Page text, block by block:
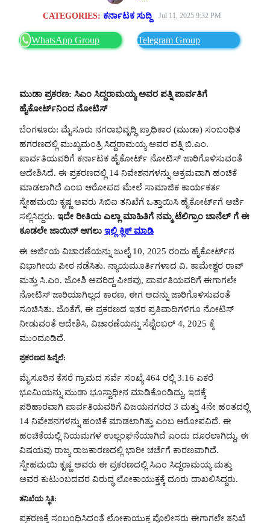
CATEGORIES: ಕರ್ನಾಟಕ ಸುದ್ದಿ Jul 11, 2025 9:32 PM
WhatsApp Group Telegram Group
ಮುಡಾ ಪ್ರಕರಣ: ಸಿಎಂ ಸಿದ್ದರಾಮಯ್ಯ ಅವರ ಪತ್ನಿ ಪಾರ್ವತಿಗೆ
ಹೈಕೋರ್ಟ್‌ನಿಂದ ನೋಟಿಸ್
ಬೆಂಗಳೂರು: ಮೈಸೂರು ನಗರಾಭಿವೃದ್ಧಿ ಪ್ರಾಧಿಕಾರ (ಮುಡಾ) ಸಂಬಂಧಿತ
ಹಗರಣದಲ್ಲಿ ಮುಖ್ಯಮಂತ್ರಿ ಸಿದ್ದರಾಮಯ್ಯ ಅವರ ಪತ್ನಿ ಬಿ.ಎಂ.
ಪಾರ್ವತಿಯವರಿಗೆ ಕರ್ನಾಟಕ ಹೈಕೋರ್ಟ್ ನೋಟಿಸ್ ಜಾರಿಗೊಳಿಸುವಂತೆ
ಆದೇಶಿಸಿದೆ. ಈ ಪ್ರಕರಣದಲ್ಲಿ 14 ನಿವೇಶನಗಳನ್ನು ಅಕ್ರಮವಾಗಿ ಹಂಚಿಕೆ
ಮಾಡಲಾಗಿದೆ ಎಂಬ ಆರೋಪದ ಮೇಲೆ ಸಾಮಾಜಿಕ ಕಾರ್ಯಕರ್ತ
ಸ್ನೇಹಮಯಿ ಕೃಷ್ಣ ಅವರು ಸಿಬಿಐ ತನಿಖೆಗೆ ಒತ್ತಾಯಿಸಿ ಹೈಕೋರ್ಟ್‌ಗೆ ಅರ್ಜಿ
ಸಲ್ಲಿಸಿದ್ದರು. ಇದೇ ರೀತಿಯ ಎಲ್ಲಾ ಮಾಹಿತಿಗೆ ನಮ್ಮ ಟೆಲಿಗ್ರಾಂ ಚಾನೆಲ್ ಗೆ ಈ
ಕೂಡಲೇ ಜಾಯಿನ್ ಆಗಲು ಇಲ್ಲಿ ಕ್ಲಿಕ್ ಮಾಡಿ
ಈ ಅರ್ಜಿಯ ವಿಚಾರಣೆಯನ್ನು ಜುಲೈ 10, 2025 ರಂದು ಹೈಕೋರ್ಟ್‌ನ
ವಿಭಾಗೀಯ ಪೀಠ ನಡೆಸಿತು. ನ್ಯಾಯಮೂರ್ತಿಗಳಾದ ವಿ. ಕಾಮೇಶ್ವರ ರಾವ್
ಮತ್ತು ಸಿ.ಎಂ. ಜೋಶಿ ಅವರಿದ್ದ ಪೀಠವು, ಪಾರ್ವತಿಯವರಿಗೆ ಈಗಾಗಲೇ
ನೋಟಿಸ್ ಜಾರಿಯಾಗಿಲ್ಲದ ಕಾರಣ, ಈಗ ಅದನ್ನು ಜಾರಿಗೊಳಿಸುವಂತೆ
ಸೂಚಿಸಿತು. ಜೊತೆಗೆ, ಈ ಪ್ರಕರಣದ ಇತರ ಪ್ರತಿವಾದಿಗಳಿಗೂ ನೋಟಿಸ್
ನೀಡುವಂತೆ ಆದೇಶಿಸಿ, ವಿಚಾರಣೆಯನ್ನು ಸೆಪ್ಟೆಂಬರ್ 4, 2025 ಕ್ಕೆ
ಮುಂದೂಡಿದೆ.
ಪ್ರಕರಣದ ಹಿನ್ನೆಲೆ:
ಮೈಸೂರಿನ ಕೆಸರೆ ಗ್ರಾಮದ ಸರ್ವೆ ಸಂಖ್ಯೆ 464 ರಲ್ಲಿ 3.16 ಎಕರೆ
ಭೂಮಿಯನ್ನು ಮುಡಾ ಭೂಸ್ವಾಧೀನ ಮಾಡಿಕೊಂಡಿದ್ದು, ಇದಕ್ಕೆ
ಪರಿಹಾರವಾಗಿ ಪಾರ್ವತಿಯವರಿಗೆ ವಿಜಯನಗರದ 3 ಮತ್ತು 4ನೇ ಹಂತದಲ್ಲಿ
14 ನಿವೇಶನಗಳನ್ನು ಹಂಚಿಕೆ ಮಾಡಲಾಗಿತ್ತು ಎಂಬ ಆರೋಪವಿದೆ. ಈ
ಹಂಚಿಕೆಯಲ್ಲಿ ನಿಯಮಗಳ ಉಲ್ಲಂಘನೆಯಾಗಿದೆ ಎಂದು ದೂರಲಾಗಿದ್ದು, ಈ
ವಿಷಯವು ರಾಜ್ಯ ರಾಜಕಾರಣದಲ್ಲಿ ಭಾರೀ ಚರ್ಚೆಗೆ ಕಾರಣವಾಗಿದೆ.
ಸ್ನೇಹಮಯಿ ಕೃಷ್ಣ ಅವರು ಈ ಪ್ರಕರಣದಲ್ಲಿ ಸಿಎಂ ಸಿದ್ದರಾಮಯ್ಯ ಮತ್ತು
ಅವರ ಕುಟುಂಬದವರ ವಿರುದ್ಧ ಲೋಕಾಯುಕ್ತಕ್ಕೆ ದೂರು ದಾಖಲಿಸಿದ್ದರು.
ತನಿಖೆಯ ಸ್ಥಿತಿ:
ಪ್ರಕರಣಕ್ಕೆ ಸಂಬಂಧಿಸಿದಂತೆ ಲೋಕಾಯುಕ್ತ ಪೊಲೀಸರು ಈಗಾಗಲೇ ತನಿಖೆ